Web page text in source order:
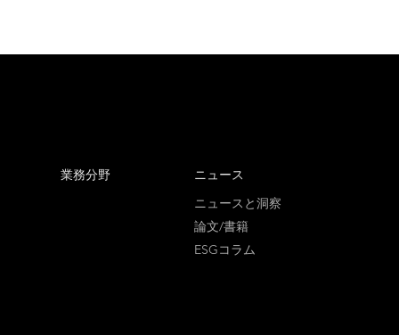
業務分野 ニュース
ニュースと洞察
論文/書籍
ESGコラム